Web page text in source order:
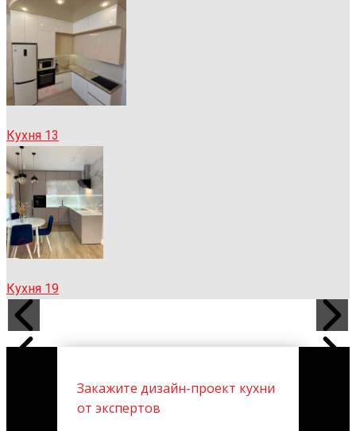
Кухня 13
Кухня 19
Закажите дизайн-проект кухни
от экспертов